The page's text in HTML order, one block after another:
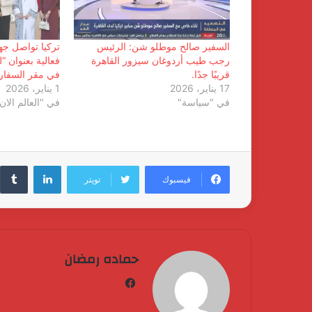
السفير صالح موطلو شن: الرئيس
رجب طيب أردوغان سيزور القاهرة
قريبًا جدًا.
17 يناير، 2026
في "سياسة"
تركيا تواصل
فعالية بعنوان
في مقر
1 يناير، 2026
في "العالم
فيسبوك تويتر
لينكدإن
حماده رمضان